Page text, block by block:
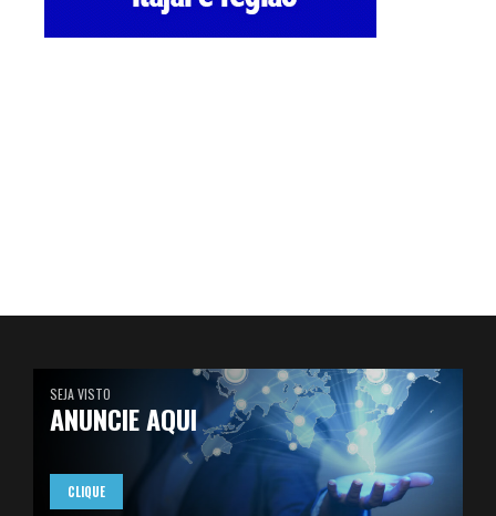
SEJA VISTO
ANUNCIE AQUI
CLIQUE